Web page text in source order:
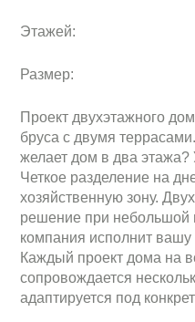
Этажей:
Размер:
Проект двухэтажного
бруса с двумя
желает дом в два этажа?
Четкое разделение на
хозяйственную зону.
решение при небольшой
компания исполнит вашу
Каждый проект дома на
сопровождается
адаптируется под